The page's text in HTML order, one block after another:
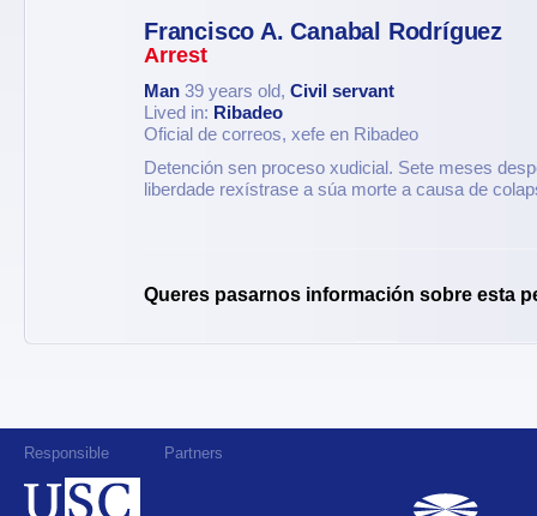
Francisco A. Canabal Rodríguez
Arrest
Man 39 years old, Civil servant
Lived in: Ribadeo
Oficial de correos, xefe en Ribadeo
Detención sen proceso xudicial. Sete meses
liberdade rexístrase a súa morte a causa de
Queres pasarnos información sobre esta
Responsible Partners